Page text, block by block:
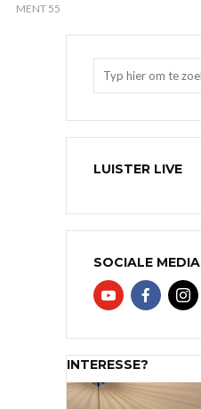
MENT 55
LUISTER LIVE
SOCIALE MEDIA
INTERESSE?